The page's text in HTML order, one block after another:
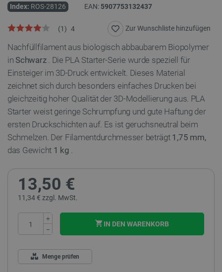
Index: ROS-28126 EAN: 5907753132437
4
(1) Zur Wunschliste hinzufügen
Nachfüllfilament aus biologisch abbaubarem Biopolymer
in Schwarz. Die PLA Starter-Serie wurde speziell für
Einsteiger im 3D-Druck entwickelt. Dieses Material
zeichnet sich durch besonders einfaches Drucken bei
gleichzeitig hoher Qualität der 3D-Modellierung aus. PLA
Starter weist geringe Schrumpfung und gute Haftung der
ersten Druckschichten auf. Es ist geruchsneutral beim
Schmelzen. Der Filamentdurchmesser beträgt 1,75 mm,
das Gewicht 1 kg .
13,50 €
11,34 € zzgl. MwSt.
+
−
IN DEN WARENKORB
Menge prüfen